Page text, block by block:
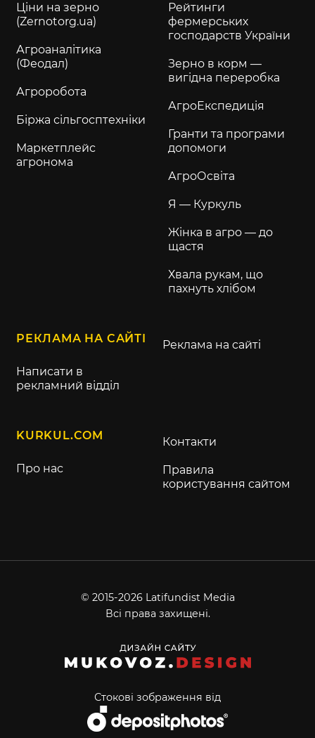
Ціни на зерно
(Zernotorg.ua)
Агроаналітика
(Феодал)
Агроробота
Біржа сільгосптехніки
Маркетплейс
агронома
Рейтинги
фермерських
господарств України
Зерно в корм —
вигідна переробка
АгроЕкспедиція
Гранти та програми
допомоги
АгроОсвіта
Я — Куркуль
Жінка в агро — до
щастя
Хвала рукам, що
пахнуть хлібом
РЕКЛАМА НА САЙТІ
Написати в
рекламний відділ
Реклама на сайті
KURKUL.COM
Про нас
Контакти
Правила
користування сайтом
© 2015-2026 Latifundist Media
Всі права захищені.
Стокові зображення від